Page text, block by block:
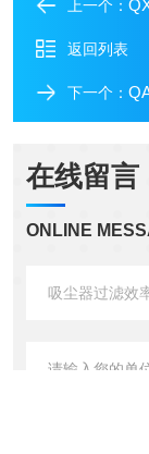
上一个：
返回列表
下一个：
在线留言
ONLINE